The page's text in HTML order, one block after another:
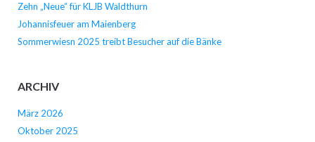
Zehn „Neue“ für KLJB Waldthurn
Johannisfeuer am Maienberg
Sommerwiesn 2025 treibt Besucher auf die Bänke
ARCHIV
März 2026
Oktober 2025